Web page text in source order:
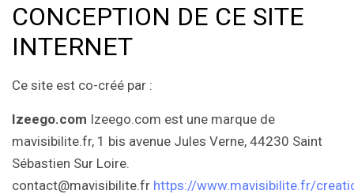
CONCEPTION DE CE SITE
INTERNET
Ce site est co-créé par :
Izeego.com Izeego.com est une marque de
mavisibilite.fr, 1 bis avenue Jules Verne, 44230 Saint
Sébastien Sur Loire.
contact@mavisibilite.fr https://www.mavisibilite.fr/